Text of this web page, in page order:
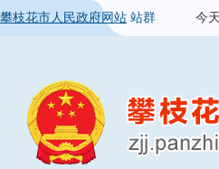
攀枝花市人民政府网站 站群 今